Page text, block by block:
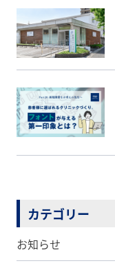
カテゴリー
お知らせ